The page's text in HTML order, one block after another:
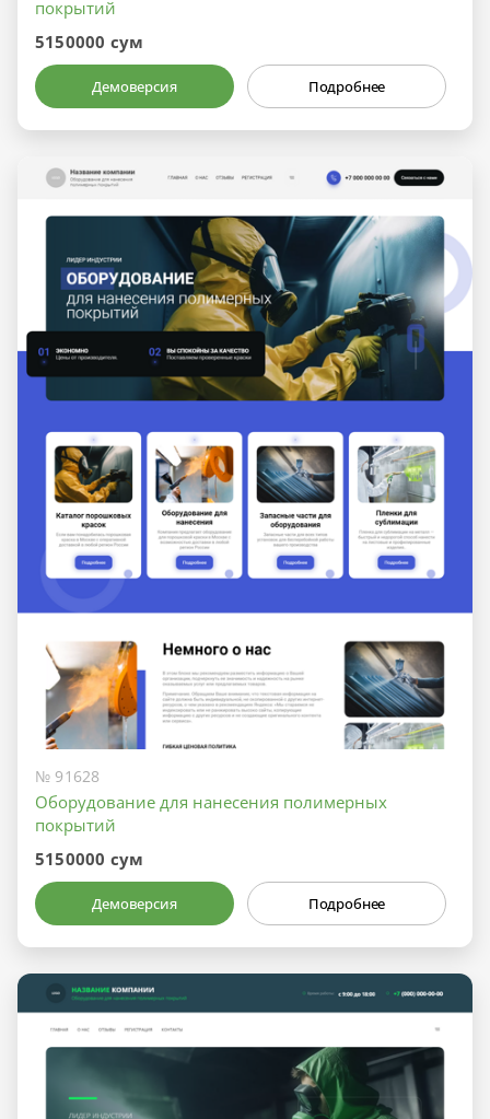
покрытий
5150000 сум
Демоверсия Подробнее
№ 91628
Оборудование для нанесения полимерных
покрытий
5150000 сум
Демоверсия Подробнее